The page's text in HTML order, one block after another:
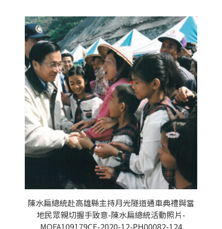
陳水扁總統赴高雄縣主持月光隧道通車典禮與當
地民眾親切握手致意-陳水扁總統活動照片-
MOFA109179CF-2020-12-PH00082-124